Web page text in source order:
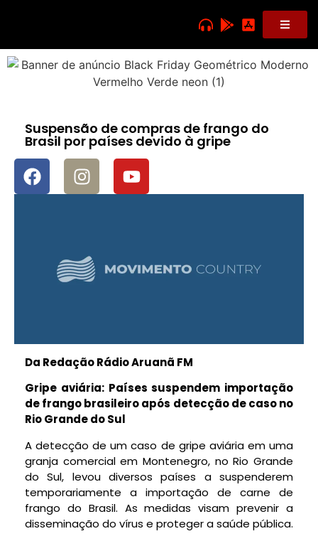
Suspensão de compras de frango do
Brasil por países devido à gripe
Da Redação Rádio Aruanã FM
Gripe aviária: Países suspendem importação
de frango brasileiro após detecção de caso no
Rio Grande do Sul
A detecção de um caso de gripe aviária em uma
granja comercial em Montenegro, no Rio Grande
do Sul, levou diversos países a suspenderem
temporariamente a importação de carne de
frango do Brasil. As medidas visam prevenir a
disseminação do vírus e proteger a saúde pública.